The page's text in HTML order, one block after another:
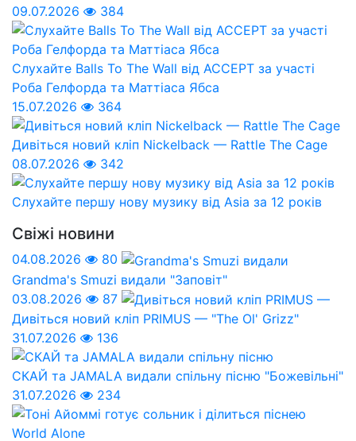
09.07.2026
384
Слухайте Balls To The Wall від ACCEPT за участі
Роба Гелфорда та Маттіаса Ябса
15.07.2026
364
Дивіться новий кліп Nickelback — Rattle The Cage
08.07.2026
342
Слухайте першу нову музику від Asia за 12 років
Свіжі новини
04.08.2026
80
Grandma's Smuzi видали "Заповіт"
03.08.2026
87
Дивіться новий кліп PRIMUS — "The Ol' Grizz"
31.07.2026
136
СКАЙ та JAMALA видали спільну пісню "Божевільні"
31.07.2026
234